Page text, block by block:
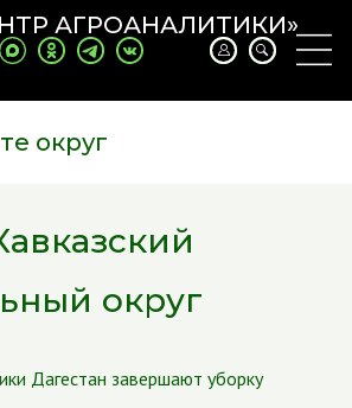
округ
округ